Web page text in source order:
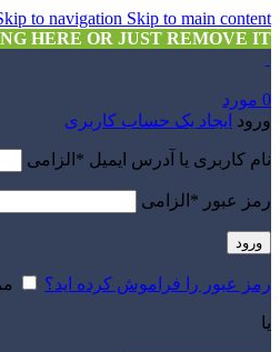
to navigation Skip to main content
HERE OR JUST REMOVE IT…
0 مورد
ورود ایجاد یک حساب کاربری
نام کاربری یا آدرس ایمیل * الزامی
رمز عبور * الزامی
ورود
رمز عبور را فراموش کرده اید؟
یا